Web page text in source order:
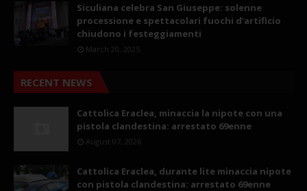
Siculiana celebra San Giuseppe: solenne
processione e spettacolari fuochi d’artificio
chiudono i festeggiamenti
March 20, 2025
RECENT NEWS
Cattolica Eraclea, minaccia la nipote con una
pistola clandestina: arrestato 69enne
August 07, 2026
Cattolica Eraclea, durante lite minaccia nipote
con pistola clandestina: arrestato 69enne